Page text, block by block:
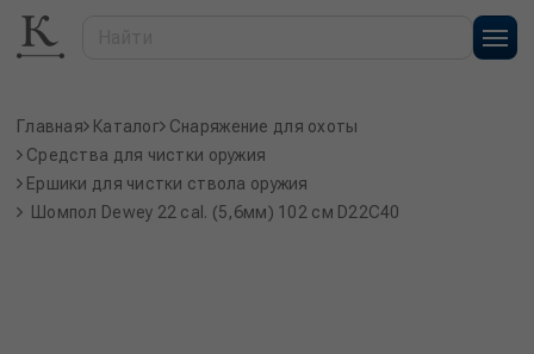
Главная Каталог Снаряжение для охоты
Средства для чистки оружия
Ершики для чистки ствола оружия
Шомпол Dewey 22 cal. (5,6мм) 102 см D22C40